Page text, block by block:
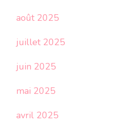
août 2025
juillet 2025
juin 2025
mai 2025
avril 2025